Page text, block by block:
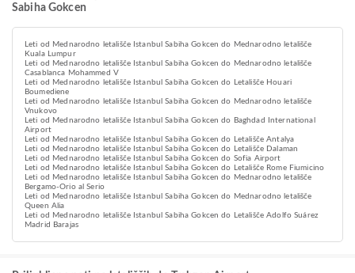
Sabiha Gokcen
Leti od Mednarodno letališče Istanbul Sabiha Gokcen do Mednarodno letališče
Kuala Lumpur
Leti od Mednarodno letališče Istanbul Sabiha Gokcen do Mednarodno letališče
Casablanca Mohammed V
Leti od Mednarodno letališče Istanbul Sabiha Gokcen do Letališče Houari
Boumediene
Leti od Mednarodno letališče Istanbul Sabiha Gokcen do Mednarodno letališče
Vnukovo
Leti od Mednarodno letališče Istanbul Sabiha Gokcen do Baghdad International
Airport
Leti od Mednarodno letališče Istanbul Sabiha Gokcen do Letališče Antalya
Leti od Mednarodno letališče Istanbul Sabiha Gokcen do Letališče Dalaman
Leti od Mednarodno letališče Istanbul Sabiha Gokcen do Sofia Airport
Leti od Mednarodno letališče Istanbul Sabiha Gokcen do Letališče Rome Fiumicino
Leti od Mednarodno letališče Istanbul Sabiha Gokcen do Mednarodno letališče
Bergamo-Orio al Serio
Leti od Mednarodno letališče Istanbul Sabiha Gokcen do Mednarodno letališče
Queen Alia
Leti od Mednarodno letališče Istanbul Sabiha Gokcen do Letališče Adolfo Suárez
Madrid Barajas